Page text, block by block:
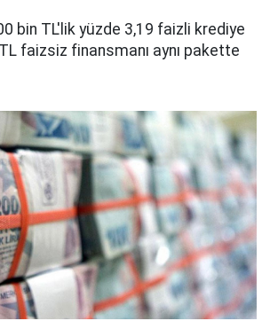
bin TL'lik yüzde 3,19 faizli krediye
faizsiz finansmanı aynı pakette